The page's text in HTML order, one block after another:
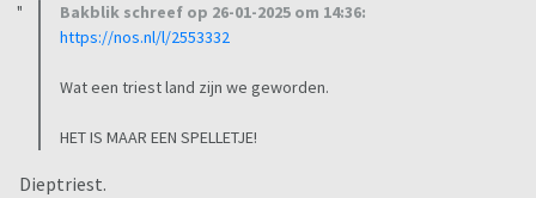
Bakblik schreef op 26-01-2025 om 14:36:
https://nos.nl/l/2553332
Wat een triest land zijn we geworden.
HET IS MAAR EEN SPELLETJE!
Dieptriest.